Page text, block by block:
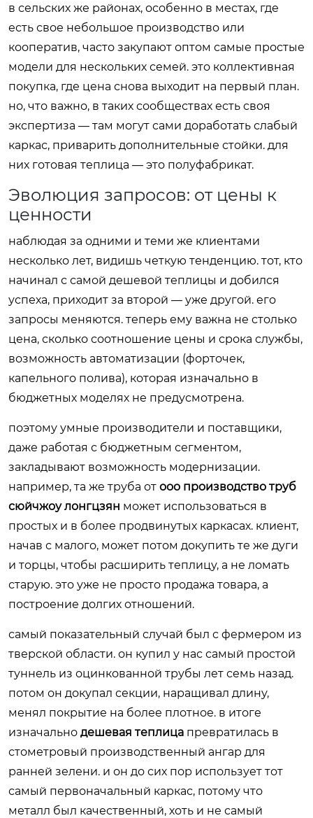
в сельских же районах, особенно в местах, где
есть свое небольшое производство или
кооператив, часто закупают оптом самые простые
модели для нескольких семей. это коллективная
покупка, где цена снова выходит на первый план.
но, что важно, в таких сообществах есть своя
экспертиза — там могут сами доработать слабый
каркас, приварить дополнительные стойки. для
них готовая теплица — это полуфабрикат.
Эволюция запросов: от цены к
ценности
наблюдая за одними и теми же клиентами
несколько лет, видишь четкую тенденцию. тот, кто
начинал с самой дешевой теплицы и добился
успеха, приходит за второй — уже другой. его
запросы меняются. теперь ему важна не столько
цена, сколько соотношение цены и срока службы,
возможность автоматизации (форточек,
капельного полива), которая изначально в
бюджетных моделях не предусмотрена.
поэтому умные производители и поставщики,
даже работая с бюджетным сегментом,
закладывают возможность модернизации.
например, та же труба от ооо производство труб
сюйчжоу лонгцзян может использоваться в
простых и в более продвинутых каркасах. клиент,
начав с малого, может потом докупить те же дуги
и торцы, чтобы расширить теплицу, а не ломать
старую. это уже не просто продажа товара, а
построение долгих отношений.
самый показательный случай был с фермером из
тверской области. он купил у нас самый простой
туннель из оцинкованной трубы лет семь назад.
потом он докупал секции, наращивал длину,
менял покрытие на более плотное. в итоге
изначально дешевая теплица превратилась в
стометровый производственный ангар для
ранней зелени. и он до сих пор использует тот
самый первоначальный каркас, потому что
металл был качественный, хоть и не самый